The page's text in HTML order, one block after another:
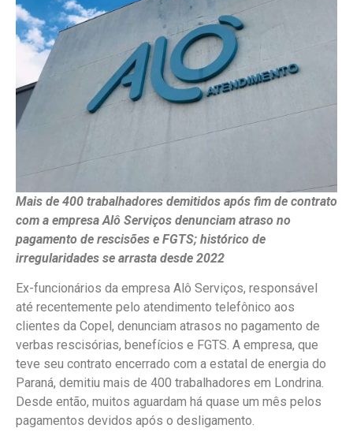
Mais de 400 trabalhadores demitidos após fim de contrato
com a empresa Alô Serviços denunciam atraso no
pagamento de rescisões e FGTS; histórico de
irregularidades se arrasta desde 2022
Ex-funcionários da empresa Alô Serviços, responsável
até recentemente pelo atendimento telefônico aos
clientes da Copel, denunciam atrasos no pagamento de
verbas rescisórias, benefícios e FGTS. A empresa, que
teve seu contrato encerrado com a estatal de energia do
Paraná, demitiu mais de 400 trabalhadores em Londrina.
Desde então, muitos aguardam há quase um mês pelos
pagamentos devidos após o desligamento.